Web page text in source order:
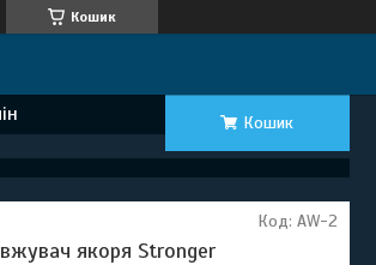
Кошик
Кошик
якоря Stronger
Код: AW-2